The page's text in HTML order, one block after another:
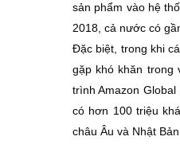
sản phẩm vào hệ
2018, cả nước có
Đặc biệt, trong khi
gặp khó khăn trong
trình Amazon
có hơn 100 triệu
châu Âu và Nhật Bản.